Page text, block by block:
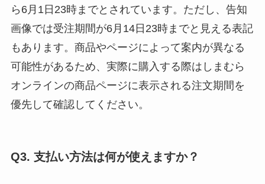
ら6月1日23時までとされています。ただし、告知
画像では受注期間が6月14日23時までと見える表記
もあります。商品やページによって案内が異なる
可能性があるため、実際に購入する際はしまむら
オンラインの商品ページに表示される注文期間を
優先して確認してください。
Q3. 支払い方法は何が使えますか？